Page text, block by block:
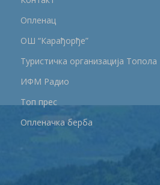
Опленац
ОШ “Карађорђе”
Туристичка организација Топола
ИФМ Радио
Топ прес
Опленачка берба